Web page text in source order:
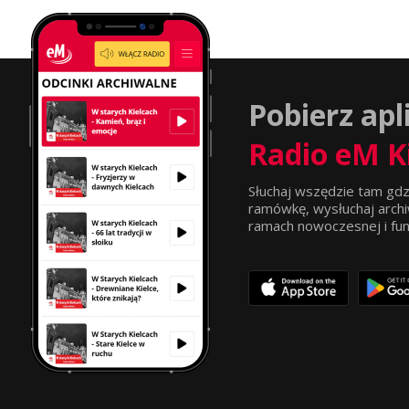
Pobierz
Radio eM
Słuchaj wszędzie tam
ramówkę, wysłuchaj
ramach nowoczesnej i